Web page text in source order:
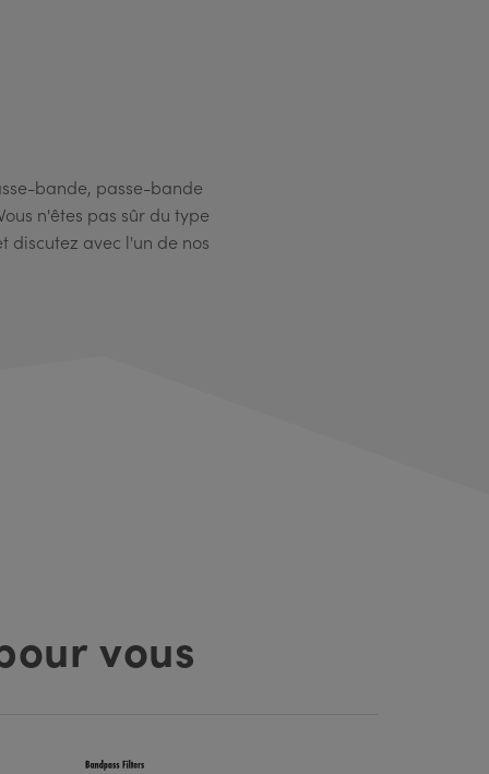
bande, passe-bande
n'êtes pas sûr du type
discutez avec l'un de nos
vous